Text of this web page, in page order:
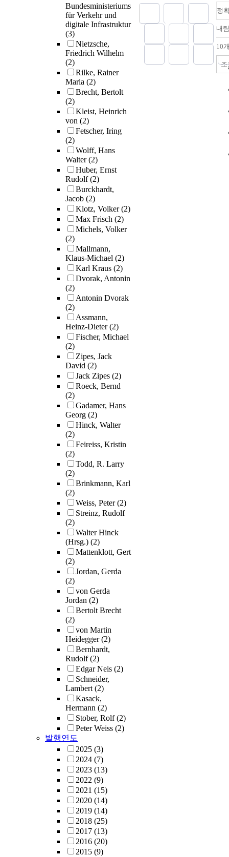
Bundesministeriums
für Verkehr und
digitale Infrastruktur
(3)
Nietzsche,
Friedrich Wilhelm
(2)
Rilke, Rainer
Maria (2)
Brecht, Bertolt
(2)
Kleist, Heinrich
von (2)
Fetscher, Iring
(2)
Wolff, Hans
Walter(2)
Huber, Ernst
Rudolf(2)
Burckhardt,
Jacob (2)
Klotz, Volker(2)
Max Frisch (2)
Michels, Volker
(2)
Mallmann,
Klaus-Michael (2)
Karl Kraus (2)
Dvorak, Antonin
(2)
Antonin Dvorak
(2)
Assmann,
Heinz-Dieter(2)
Fischer, Michael
(2)
Zipes, Jack
David (2)
Jack Zipes (2)
Roeck, Bernd
(2)
Gadamer, Hans
Georg (2)
Hinck, Walter
(2)
Feireiss, Kristin
(2)
Todd, R. Larry
(2)
Brinkmann, Karl
(2)
Weiss, Peter(2)
Streinz, Rudolf
(2)
Walter Hinck
(Hrsg.) (2)
Mattenklott, Gert
(2)
Jordan, Gerda
(2)
von Gerda
Jordan (2)
Bertolt Brecht
(2)
von Martin
Heidegger(2)
Bernhardt,
Rudolf(2)
Edgar Neis (2)
Schneider,
Lambert(2)
Kasack,
Hermann (2)
Stober, Rolf(2)
Peter Weiss (2)
발행연도
2025 (3)
2024 (7)
2023 (13)
2022 (9)
2021 (15)
2020 (14)
2019 (14)
2018 (25)
2017 (13)
2016 (20)
2015 (9)
정
내
10
조